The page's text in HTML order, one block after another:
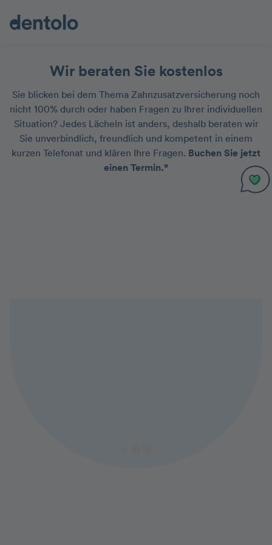
Wir beraten Sie kostenlos
Sie blicken bei dem Thema Zahnzusatzversicherung noch
nicht 100% durch oder haben Fragen zu Ihrer individuellen
Situation? Jedes Lächeln ist anders, deshalb beraten wir
Sie unverbindlich, freundlich und kompetent in einem
kurzen Telefonat und klären Ihre Fragen. Buchen Sie jetzt
einen Termin.*